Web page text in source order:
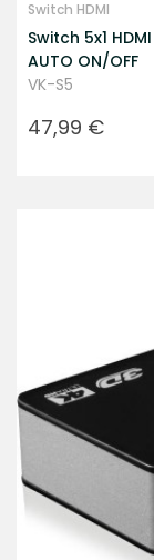
Switch HDMI
Switch 5x1
AUTO ON/OFF
VK-S5
Prezzo
47,99 €